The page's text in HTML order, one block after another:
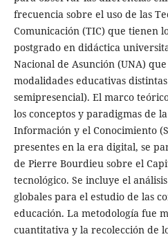
frecuencia sobre el uso de las
Comunicación (TIC) que tienen
postgrado en didáctica
Nacional de Asunción (UNA)
modalidades educativas
semipresencial). El marco
los conceptos y paradigmas de
Información y el Conocimiento
presentes en la era digital, se
de Pierre Bourdieu sobre el
tecnológico. Se incluye el
globales para el estudio de las
educación. La metodología fue
cuantitativa y la recolección de